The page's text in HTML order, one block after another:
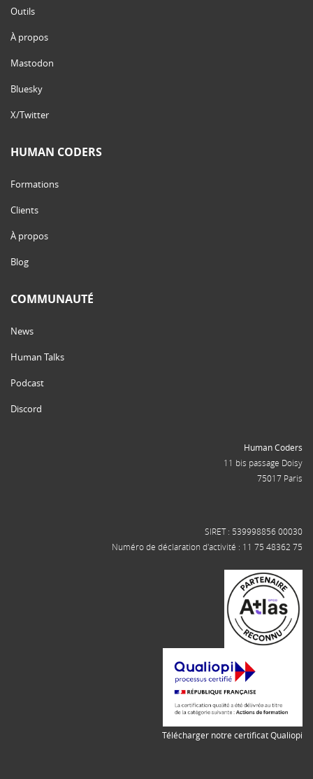
Outils
À propos
Mastodon
Bluesky
X/Twitter
HUMAN CODERS
Formations
Clients
À propos
Blog
COMMUNAUTÉ
News
Human Talks
Podcast
Discord
Human Coders
11 bis passage Doisy
75017 Paris
SIRET : 539998856 00030
Numéro de déclaration d'activité : 11 75 48362 75
Télécharger notre certificat Qualiopi